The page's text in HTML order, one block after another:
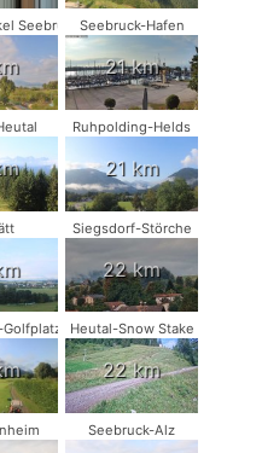
Seebruck Seebruck-Hafen
21 km
Ruhpolding-Helds
21 km
Siegsdorf-Störche
22 km
Heutal-Snow Stake
22 km
Seebruck-Alz